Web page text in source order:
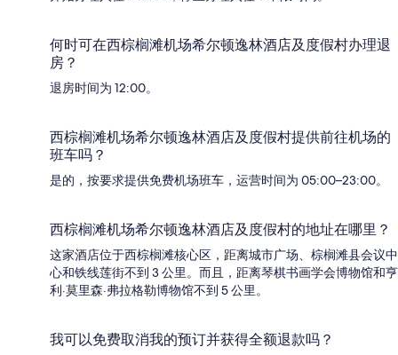
何时可在西棕榈滩机场希尔顿逸林酒店及度假村办理退
房？
退房时间为 12:00。
西棕榈滩机场希尔顿逸林酒店及度假村提供前往机场的
班车吗？
是的，按要求提供免费机场班车，运营时间为 05:00–23:00。
西棕榈滩机场希尔顿逸林酒店及度假村的地址在哪里？
这家酒店位于西棕榈滩核心区，距离城市广场、棕榈滩县会议中
心和铁线莲街不到 3 公里。而且，距离琴棋书画学会博物馆和亨
利·莫里森·弗拉格勒博物馆不到 5 公里。
我可以免费取消我的预订并获得全额退款吗？